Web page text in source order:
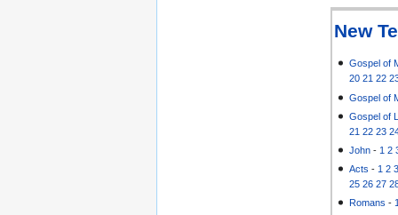
New
Gospel of
20 21 22
Gospel of
Gospel of
21 22 23
John - 1 2
Acts - 1 2
25 26 27
Romans -